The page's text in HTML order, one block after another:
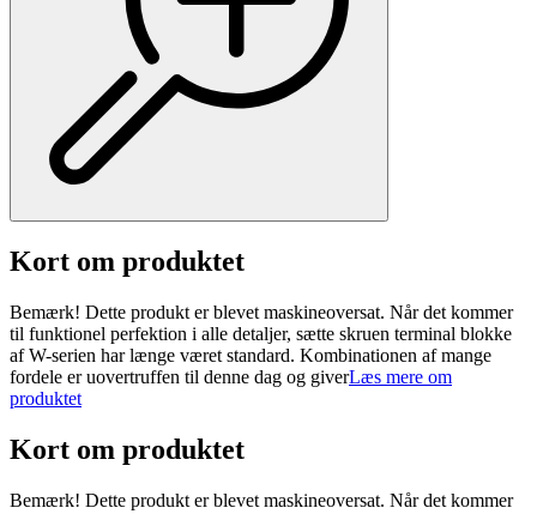
Kort om produktet
Bemærk! Dette produkt er blevet maskineoversat. Når det kommer
til funktionel perfektion i alle detaljer, sætte skruen terminal blokke
af W-serien har længe været standard. Kombinationen af ​​mange
fordele er uovertruffen til denne dag og giverLæs mere om
produktet
Kort om produktet
Bemærk! Dette produkt er blevet maskineoversat. Når det kommer